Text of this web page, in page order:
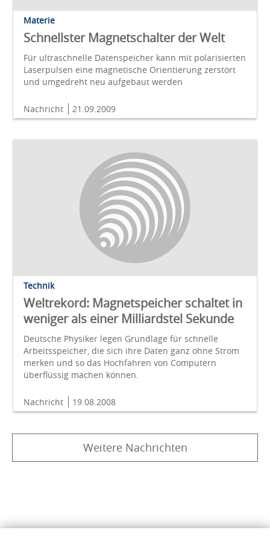
Materie
Schnellster Magnetschalter der Welt
Für ultraschnelle Datenspeicher kann mit polarisierten
Laserpulsen eine magnetische Orientierung zerstört
und umgedreht neu aufgebaut werden
Nachricht 21.09.2009
Technik
Weltrekord: Magnetspeicher schaltet in
weniger als einer Milliardstel Sekunde
Deutsche Physiker legen Grundlage für schnelle
Arbeitsspeicher, die sich ihre Daten ganz ohne Strom
merken und so das Hochfahren von Computern
überflüssig machen können.
Nachricht 19.08.2008
Weitere Nachrichten